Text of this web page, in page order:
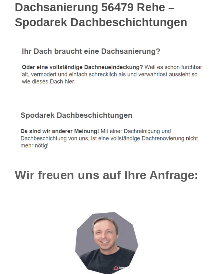
Dachsanierung 56479 Rehe –
Spodarek Dachbeschichtungen
Wir freuen uns auf Ihre Anfrage: